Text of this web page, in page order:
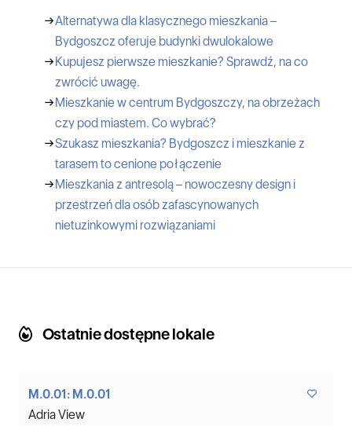
→Alternatywa dla klasycznego mieszkania –
Bydgoszcz oferuje budynki dwulokalowe
→Kupujesz pierwsze mieszkanie? Sprawdź, na co
zwrócić uwagę.
→Mieszkanie w centrum Bydgoszczy, na obrzeżach
czy pod miastem. Co wybrać?
→Szukasz mieszkania? Bydgoszcz i mieszkanie z
tarasem to cenione połączenie
→Mieszkania z antresolą – nowoczesny design i
przestrzeń dla osób zafascynowanych
nietuzinkowymi rozwiązaniami
Ostatnie dostępne lokale
M.0.01: M.0.01
Adria View